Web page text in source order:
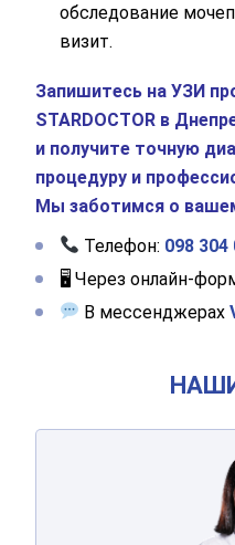
обследование
визит.
Запишитесь на УЗИ
STARDOCTOR в
и получите точную
процедуру и
Мы заботимся о
Телефон: 098 304
🖥 Через онлайн-
В мессенджерах
АРСИЕНКО
Оставьте
Мы получили